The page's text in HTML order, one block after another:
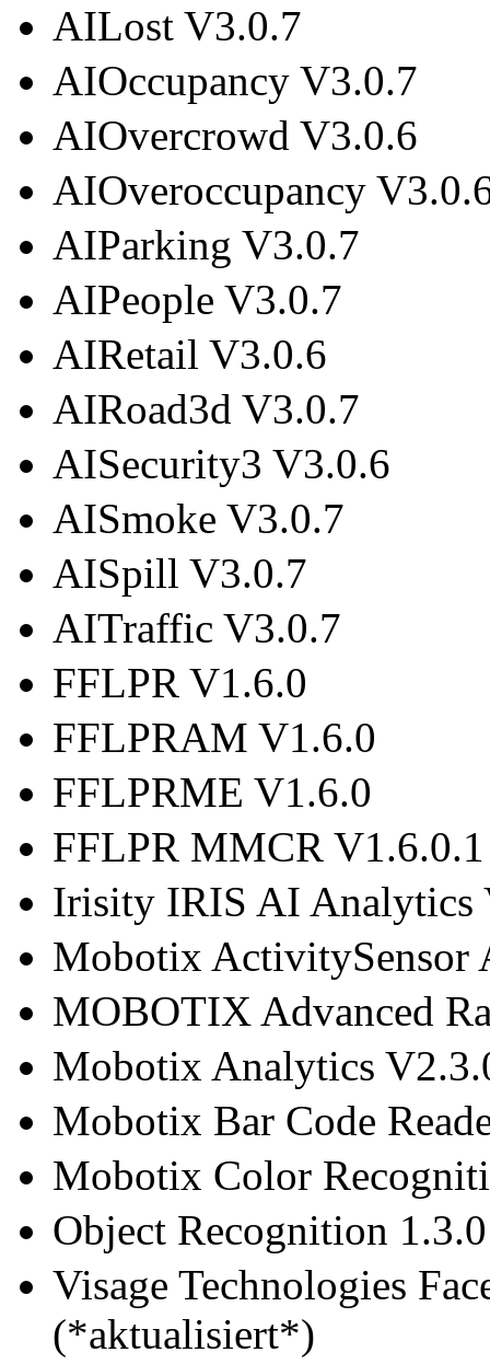
AILost V3.0.7
AIOccupancy V3.0.7
AIOvercrowd V3.0.6
AIOveroccupancy
AIParking V3.0.7
AIPeople V3.0.7
AIRetail V3.0.6
AIRoad3d V3.0.7
AISecurity3 V3.0.6
AISmoke V3.0.7
AISpill V3.0.7
AITraffic V3.0.7
FFLPR V1.6.0
FFLPRAM V1.6.0
FFLPRME V1.6.0
FFLPR MMCR V1.6.0.1
Irisity IRIS AI
Mobotix
MOBOTIX Advanced
Mobotix Analytics
Mobotix Bar Code
Mobotix Color
Object Recognition
Visage Technologies
(*aktualisiert*)